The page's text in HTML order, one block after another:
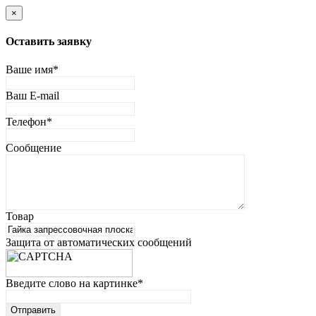
×
Оставить заявку
Ваше имя*
Ваш E-mail
Телефон*
Сообщение
Товар
Защита от автоматических сообщений
Введите слово на картинке*